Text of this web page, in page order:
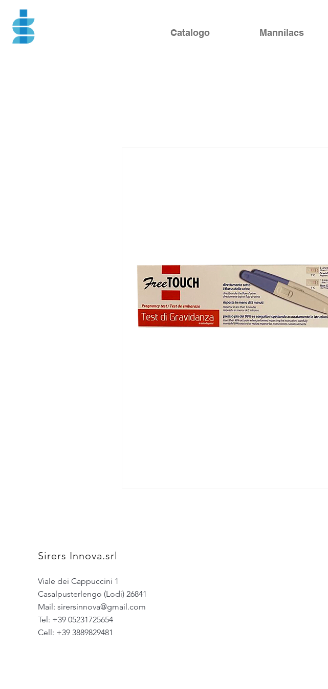
Catalogo Mannilacs
Sirers Innova.srl
Viale dei Cappuccini 1
Casalpusterlengo (Lodi) 26841
Mail: sirersinnova@gmail.com
Tel: +39 05231725654
Cell: +39 3889829481